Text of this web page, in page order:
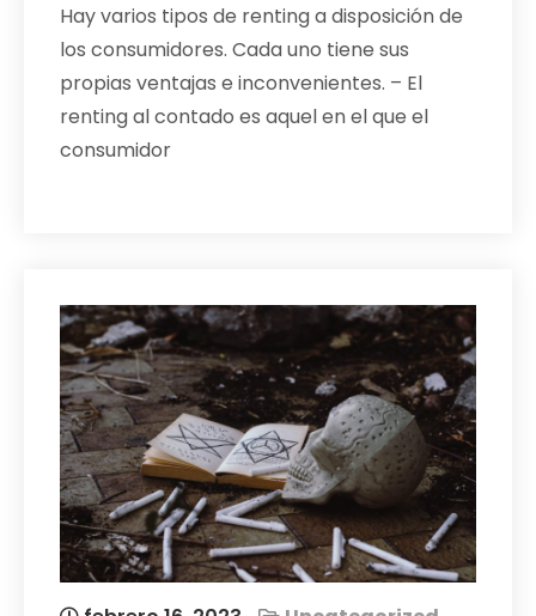
Hay varios tipos de renting a disposición de
los consumidores. Cada uno tiene sus
propias ventajas e inconvenientes. – El
renting al contado es aquel en el que el
consumidor